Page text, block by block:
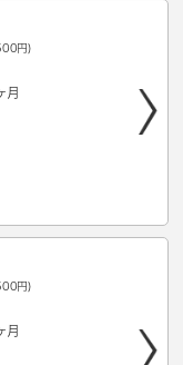
円)
月
円)
月